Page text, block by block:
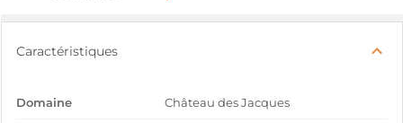
Caractéristiques
Domaine Château des Jacques